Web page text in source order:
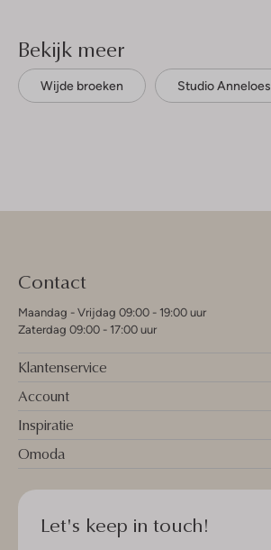
Bekijk meer
Wijde broeken Studio Anneloes
Contact
Maandag - Vrijdag 09:00 - 19:00 uur
Zaterdag 09:00 - 17:00 uur
Klantenservice
Account
Inspiratie
Omoda
Let's keep in touch!